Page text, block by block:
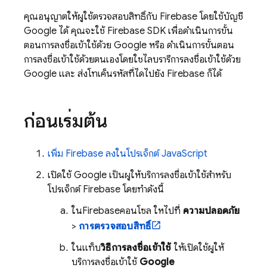
คุณอนุญาตให้ผู้ใช้ตรวจสอบสิทธิ์กับ Firebase โดยใช้บัญชี
Google ได้ คุณจะใช้ Firebase SDK เพื่อดำเนินการขั้น
ตอนการลงชื่อเข้าใช้ด้วย Google หรือ ดำเนินการขั้นตอน
การลงชื่อเข้าใช้ด้วยตนเองโดยใช้ไลบรารีการลงชื่อเข้าใช้ด้วย
Google และ ส่งโทเค็นรหัสที่ได้ไปยัง Firebase ก็ได้
ก่อนเริ่มต้น
เพิ่ม Firebase ลงในโปรเจ็กต์ JavaScript
เปิดใช้ Google เป็นผู้ให้บริการลงชื่อเข้าใช้สำหรับ
โปรเจ็กต์ Firebase โดยทำดังนี้
ในFirebaseคอนโซล ให้ไปที่ ความปลอดภัย
> การตรวจสอบสิทธิ์
ในแท็บวิธีการลงชื่อเข้าใช้ ให้เปิดใช้ผู้ให้
บริการลงชื่อเข้าใช้ Google